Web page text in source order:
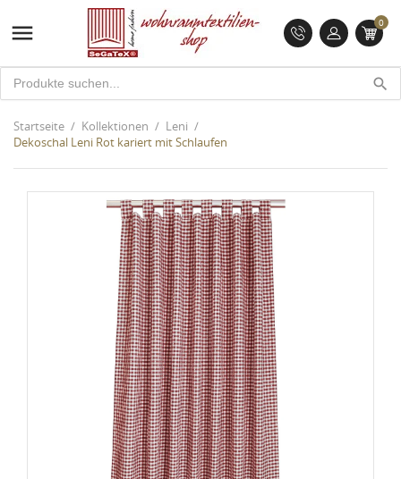
 0
search
Startseite Kollektionen
Leni
Dekoschal Leni Rot kariert mit Schlaufen